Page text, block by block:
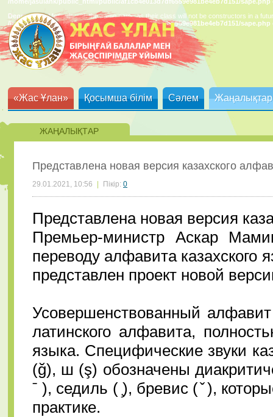
Deprecated: Methods with the same name as their class will not be constructors in a
/home/jasulank/public_html/public/af1cb4e013d7df6559e981be4eb7d151/sape.php
«Жас Ұлан» Қосымша білім Сәлем Жаңалықтар
ЖАҢАЛЫҚТАР
Представлена новая версия казахского
29.01.2021, 10:56 Пікір: 0
Представлена новая версия
Премьер-министр Аскар
переводу алфавита
представлен проект новой
Усовершенствованный
латинского алфавита,
языка. Специфические звуки
(ğ), ш (ş) обозначены
ˉ ), седиль ( ̧), бревис ( ̌ ),
практике.